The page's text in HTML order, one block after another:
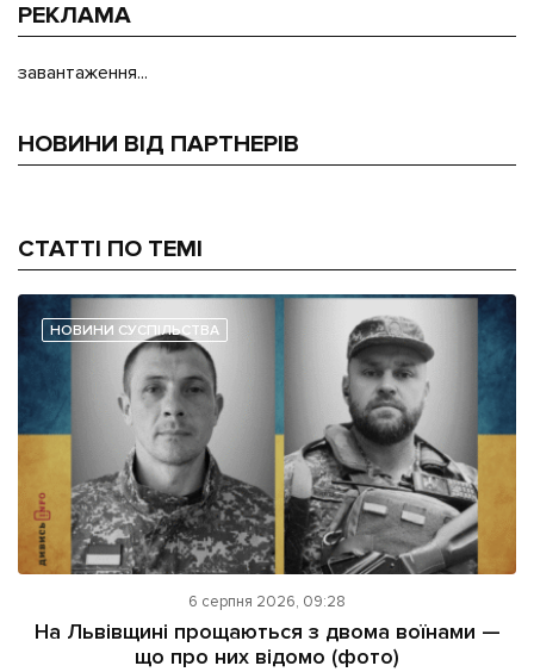
РЕКЛАМА
завантаження...
НОВИНИ ВІД ПАРТНЕРІВ
СТАТТІ ПО ТЕМІ
НОВИНИ СУСПІЛЬСТВА
6 серпня 2026, 09:28
На Львівщині прощаються з двома воїнами —
що про них відомо (фото)